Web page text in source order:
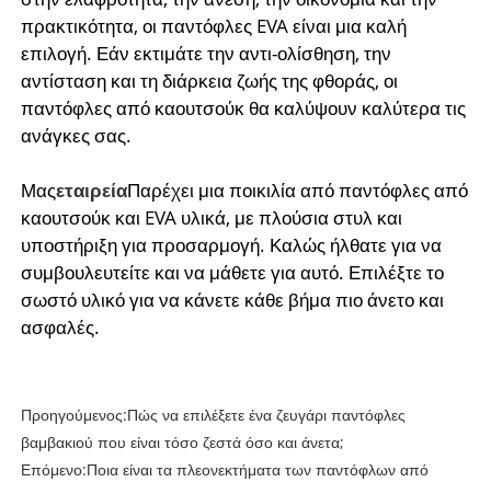
πρακτικότητα, οι παντόφλες EVA είναι μια καλή
επιλογή. Εάν εκτιμάτε την αντι-ολίσθηση, την
αντίσταση και τη διάρκεια ζωής της φθοράς, οι
παντόφλες από καουτσούκ θα καλύψουν καλύτερα τις
ανάγκες σας.
ΜαςεταιρείαΠαρέχει μια ποικιλία από παντόφλες από
καουτσούκ και EVA υλικά, με πλούσια στυλ και
υποστήριξη για προσαρμογή. Καλώς ήλθατε για να
συμβουλευτείτε και να μάθετε για αυτό. Επιλέξτε το
σωστό υλικό για να κάνετε κάθε βήμα πιο άνετο και
ασφαλές.
Προηγούμενος:Πώς να επιλέξετε ένα ζευγάρι παντόφλες
βαμβακιού που είναι τόσο ζεστά όσο και άνετα;
Επόμενο:Ποια είναι τα πλεονεκτήματα των παντόφλων από